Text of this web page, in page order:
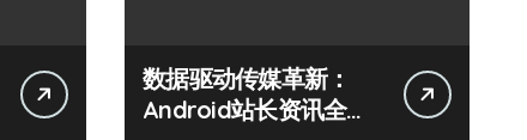
数据驱动传媒革新：
Android站长资讯全攻